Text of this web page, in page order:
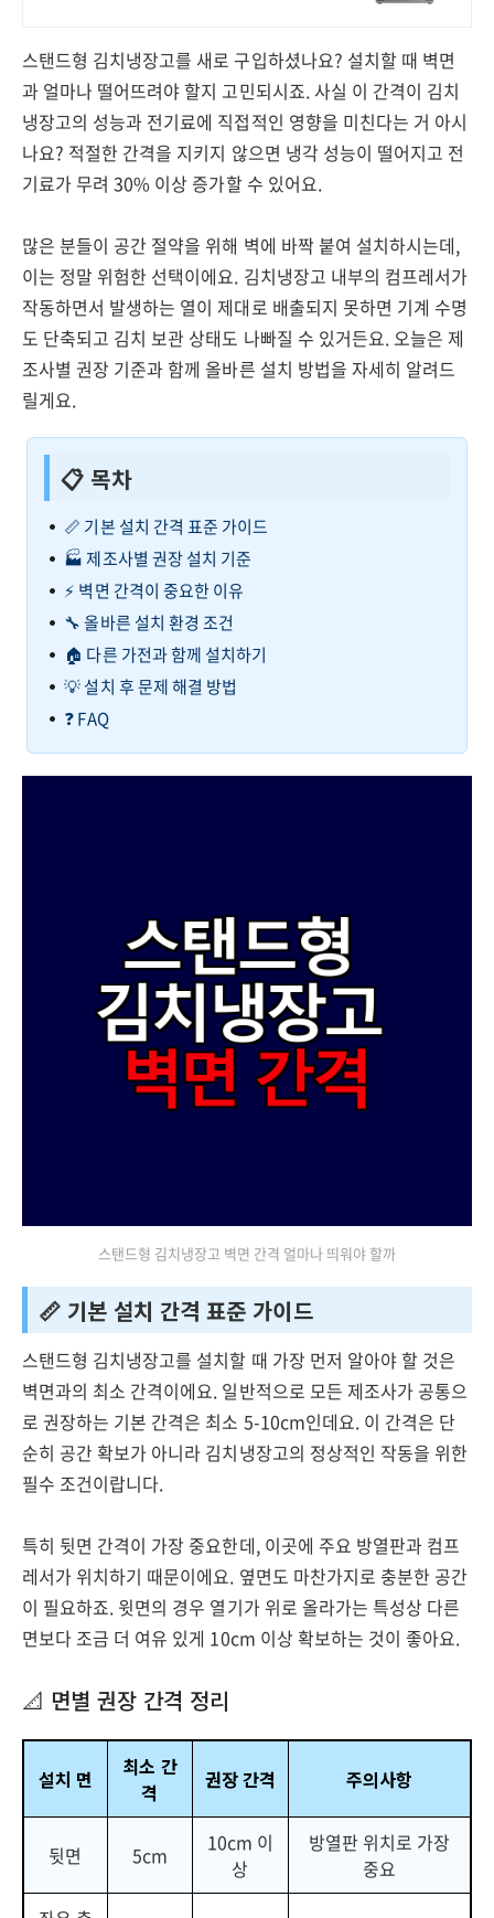
스탠드형 김치냉장고를 새로 구입하셨나요? 설치할 때 벽면
과 얼마나 떨어뜨려야 할지 고민되시죠. 사실 이 간격이 김치
냉장고의 성능과 전기료에 직접적인 영향을 미친다는 거 아시
나요? 적절한 간격을 지키지 않으면 냉각 성능이 떨어지고 전
기료가 무려 30% 이상 증가할 수 있어요.
많은 분들이 공간 절약을 위해 벽에 바짝 붙여 설치하시는데,
이는 정말 위험한 선택이에요. 김치냉장고 내부의 컴프레서가
작동하면서 발생하는 열이 제대로 배출되지 못하면 기계 수명
도 단축되고 김치 보관 상태도 나빠질 수 있거든요. 오늘은 제
조사별 권장 기준과 함께 올바른 설치 방법을 자세히 알려드
릴게요.
📋 목차
📏 기본 설치 간격 표준 가이드
🏭 제조사별 권장 설치 기준
⚡ 벽면 간격이 중요한 이유
🔧 올바른 설치 환경 조건
🏠 다른 가전과 함께 설치하기
💡 설치 후 문제 해결 방법
❓ FAQ
스탠드형 김치냉장고 벽면 간격 얼마나 띄워야 할까
📏 기본 설치 간격 표준 가이드
스탠드형 김치냉장고를 설치할 때 가장 먼저 알아야 할 것은
벽면과의 최소 간격이에요. 일반적으로 모든 제조사가 공통으
로 권장하는 기본 간격은 최소 5-10cm인데요. 이 간격은 단
순히 공간 확보가 아니라 김치냉장고의 정상적인 작동을 위한
필수 조건이랍니다.
특히 뒷면 간격이 가장 중요한데, 이곳에 주요 방열판과 컴프
레서가 위치하기 때문이에요. 옆면도 마찬가지로 충분한 공간
이 필요하죠. 윗면의 경우 열기가 위로 올라가는 특성상 다른
면보다 조금 더 여유 있게 10cm 이상 확보하는 것이 좋아요.
📐 면별 권장 간격 정리
설치 면
최소 간
격
권장 간격 주의사항
뒷면 5cm
10cm 이
상
방열판 위치로 가장
중요